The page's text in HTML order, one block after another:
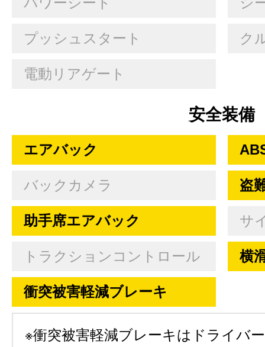
プッシュスタート ク
電動リアゲート
安全装備
エアバック
バックカメラ 盗
助手席エアバック サ
トラクションコントロール 横
衝突被害軽減ブレーキ
※衝突被害軽減ブレーキはドライバ